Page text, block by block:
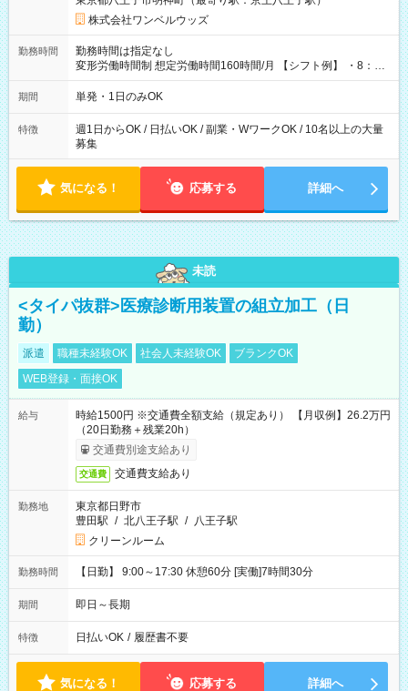
株式会社ワンベルウッズ
勤務時間
勤務時間は指定なし
変形労働時間制 想定労働時間160時間/月 【シフト例】 ・8：00
～21：00
期間 単発・1日のみOK
特徴
週1日からOK / 日払いOK / 副業・WワークOK / 10名以上の大量
募集
気になる！ 応募する 詳細へ
未読
<タイパ抜群>医療診断用装置の組立加工（日
勤）
派遣 職種未経験OK 社会人未経験OK
ブランクOK
WEB登録・面接OK
給与
時給1500円 ※交通費全額支給（規定あり） 【月収例】26.2万円
（20日勤務＋残業20h）
交通費別途支給あり
交通費 交通費支給あり
勤務地
東京都日野市
豊田駅 / 北八王子駅 / 八王子駅
クリーンルーム
勤務時間 【日勤】 9:00～17:30 休憩60分 [実働]7時間30分
期間 即日～長期
特徴 日払いOK / 履歴書不要
気になる！ 応募する 詳細へ